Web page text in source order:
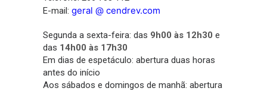
E-mail: geral @ cendrev.com
Segunda a sexta-feira: das 9h00 às 12h30 e
das 14h00 às 17h30
Em dias de espetáculo: abertura duas horas
antes do início
Aos sábados e domingos de manhã: abertura